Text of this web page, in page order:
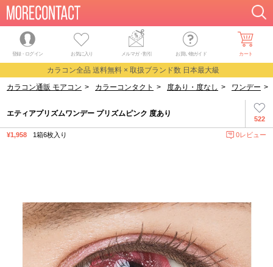
登録・ログイン お気に入り メルマガ・割引 お買い物ガイド カート
カラコン全品 送料無料 × 取扱ブランド数 日本最大級
カラコン通販 モアコン > カラーコンタクト > 度あり・度なし > ワンデー >
522
エティアプリズムワンデー プリズムピンク 度あり
¥1,958 1箱6枚入り 0レビュー